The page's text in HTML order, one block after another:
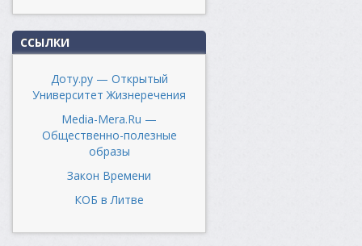
ССЫЛКИ
Доту.ру — Открытый
Университет Жизнеречения
Media-Mera.Ru —
Общественно-полезные
образы
Закон Времени
КОБ в Литве